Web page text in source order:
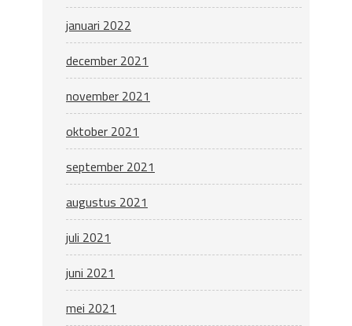
januari 2022
december 2021
november 2021
oktober 2021
september 2021
augustus 2021
juli 2021
juni 2021
mei 2021